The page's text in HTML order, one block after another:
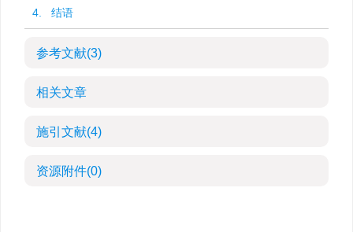
4. 结语
参考文献(3)
相关文章
施引文献(4)
资源附件(0)